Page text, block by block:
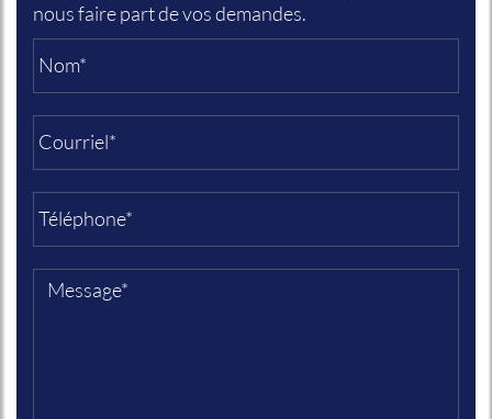
nous faire part de vos demandes.